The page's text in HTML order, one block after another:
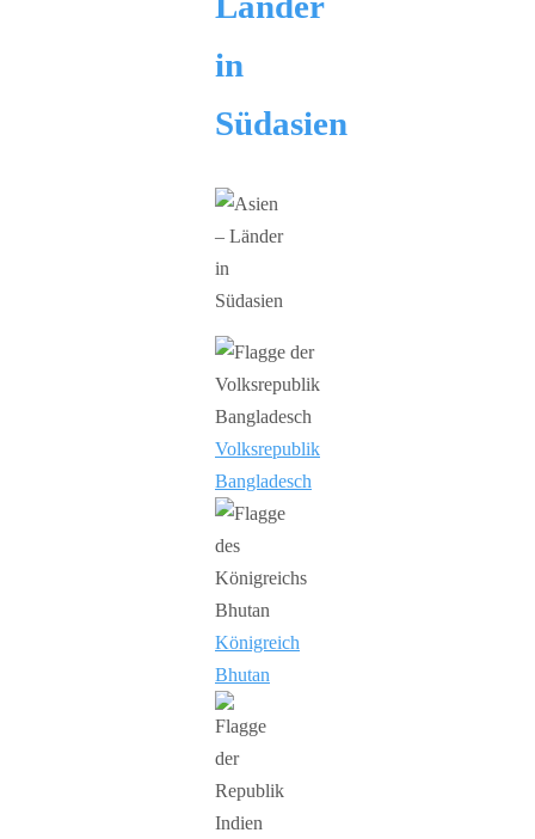
in
Südasien
Volksrepublik
Bangladesch
Königreich
Bhutan